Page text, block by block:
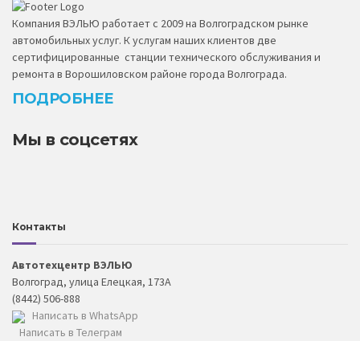
Компания ВЭЛЬЮ работает с 2009 на Волгоградском рынке
автомобильных услуг. К услугам наших клиентов две
сертифицированные станции технического обслуживания и
ремонта в Ворошиловском районе города Волгограда.
ПОДРОБНЕЕ
Мы в соцсетях
Контакты
Автотехцентр ВЭЛЬЮ
Волгоград, улица Елецкая, 173А
(8442) 506-888
Написать в WhatsApp
Написать в Телеграм